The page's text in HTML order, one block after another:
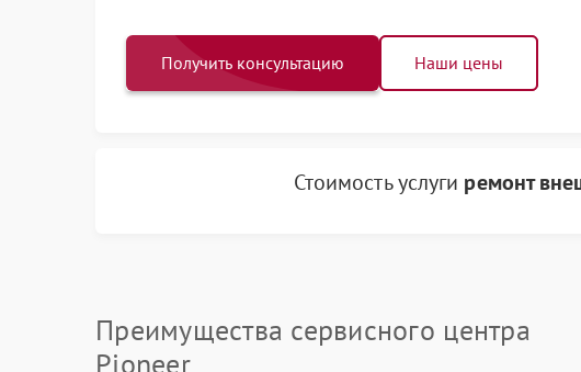
Получить консультацию Наши цены
Стоимость услуги ремонт
Преимущества сервисного центра
Pioneer